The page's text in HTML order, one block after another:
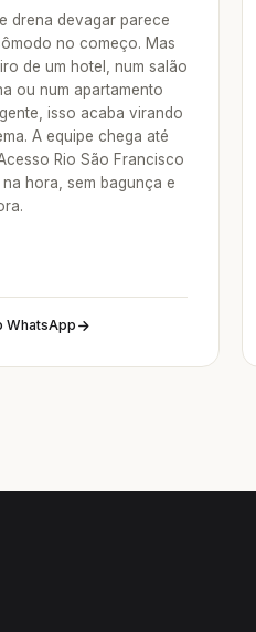
drena devagar parece
no começo. Mas
de um hotel, num salão
ou num apartamento
isso acaba virando
A equipe chega até
Rio São Francisco
hora, sem bagunça e
WhatsApp